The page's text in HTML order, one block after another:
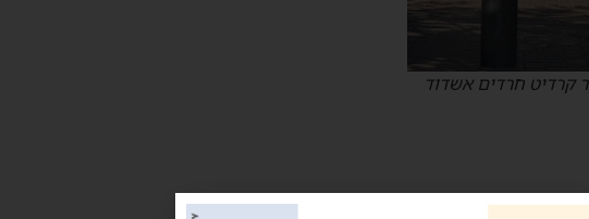
קרדיט חרדים אשדוד